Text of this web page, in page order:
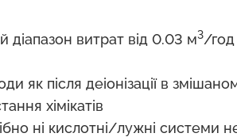
діапазон витрат від 0.03 м3/
як після деіонізації в
хімікатів
ні кислотні/лужні системи